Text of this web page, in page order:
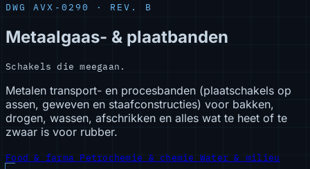
DWG AVX-0290 · REV. B
Metaalgaas- & plaatbanden
Schakels die meegaan.
Metalen transport- en procesbanden (plaatschakels op
assen, geweven en staafconstructies) voor bakken,
drogen, wassen, afschrikken en alles wat te heet of te
zwaar is voor rubber.
Food & farma Petrochemie & chemie Water & milieu